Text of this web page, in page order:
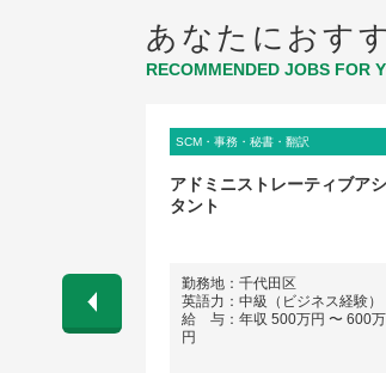
あなたにおす
RECOMMENDED JOBS FOR
ト不可）
SCM・事務・秘書・翻訳
アドミニストレーティブア
タント
勤務地：千代田区
英語力：中級（ビジネス経験）
給 与：年収 500万円 〜 600万
円